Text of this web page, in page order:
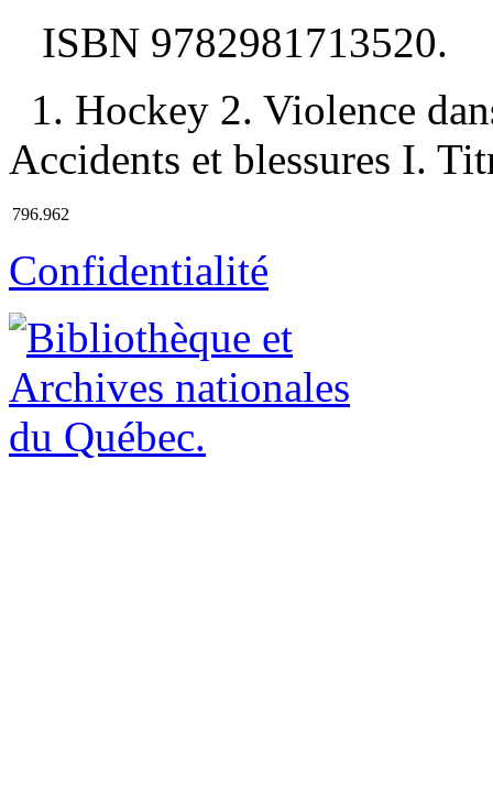
ISBN 9782981713520.
1. Hockey 2. Violence
Accidents et blessures I.
796.962
Confidentialité